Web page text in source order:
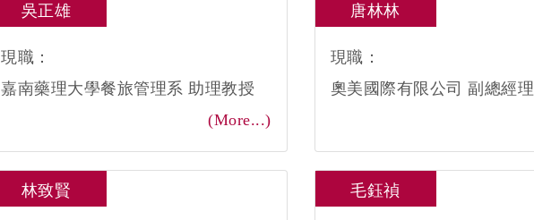
吳正雄
現職：
嘉南藥理大學餐旅管理系 助理教授
(More...)
唐林林
現職：
奧美國際有限公司 副總經理
林致賢 毛鈺禎